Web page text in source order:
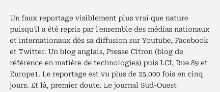
Un faux reportage visiblement plus vrai que nature
puisqu'il a été repris par l'ensemble des médias nationaux
et internationaux dès sa diffusion sur Youtube, Facebook
et Twitter. Un blog anglais, Presse Citron (blog de
référence en matière de technologies) puis LCI, Rue 89 et
Europe1. Le reportage est vu plus de 25.000 fois en cinq
jours. Et là, premier doute. Le journal Sud-Ouest